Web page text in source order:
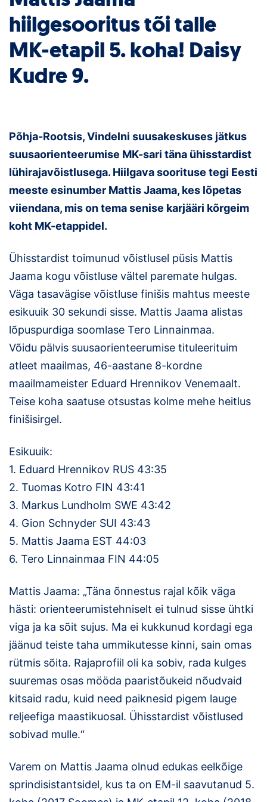
Klubid
Suletud maastikud
Püsirajad
Koolitused
OTSI
hiilgesooritus tõi talle
MK-etapil 5. koha! Daisy
Kudre 9.
Põhja-Rootsis, Vindelni suusakeskuses jätkus
suusaorienteerumise MK-sari täna ühisstardist
lühirajavõistlusega. Hiilgava soorituse tegi Eesti
meeste esinumber Mattis Jaama, kes lõpetas
viiendana, mis on tema senise karjääri kõrgeim
koht MK-etappidel.
Ühisstardist toimunud võistlusel püsis Mattis
Jaama kogu võistluse vältel paremate hulgas.
Väga tasavägise võistluse finišis mahtus meeste
esikuuik 30 sekundi sisse. Mattis Jaama alistas
lõpuspurdiga soomlase Tero Linnainmaa.
Võidu pälvis suusaorienteerumise tituleerituim
atleet maailmas, 46-aastane 8-kordne
maailmameister Eduard Hrennikov Venemaalt.
Teise koha saatuse otsustas kolme mehe heitlus
finišisirgel.
Esikuuik:
1. Eduard Hrennikov RUS 43:35
2. Tuomas Kotro FIN 43:41
3. Markus Lundholm SWE 43:42
4. Gion Schnyder SUI 43:43
5. Mattis Jaama EST 44:03
6. Tero Linnainmaa FIN 44:05
Mattis Jaama: „Täna õnnestus rajal kõik väga
hästi: orienteerumistehniselt ei tulnud sisse ühtki
viga ja ka sõit sujus. Ma ei kukkunud kordagi ega
jäänud teiste taha ummikutesse kinni, sain omas
rütmis sõita. Rajaprofiil oli ka sobiv, rada kulges
suuremas osas mööda paaristõukeid nõudvaid
kitsaid radu, kuid need paiknesid pigem lauge
reljeefiga maastikuosal. Ühisstardist võistlused
sobivad mulle.“
Varem on Mattis Jaama olnud edukas eelkõige
sprindisistantsidel, kus ta on EM-il saavutanud 5.